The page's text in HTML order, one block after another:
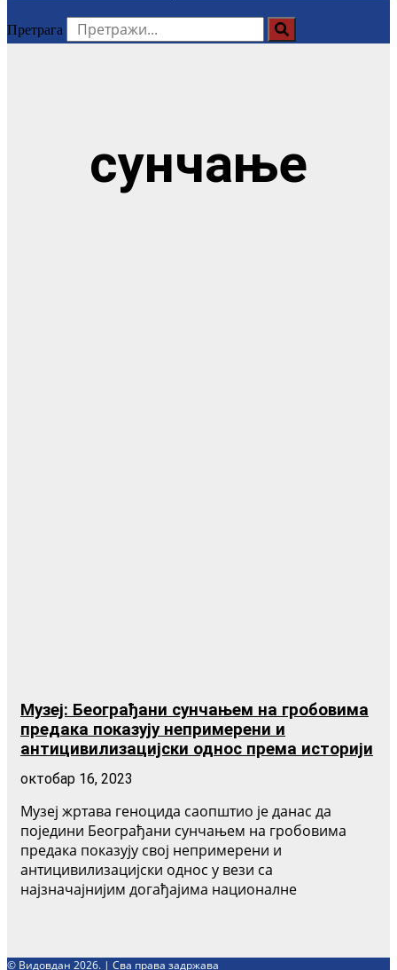
Претрага
сунчање
Музеј: Београђани сунчањем на гробовима
предака показују непримерени и
антицивилизацијски однос према историји
октобар 16, 2023
Музеј жртава геноцида саопштио је данас да
поједини Београђани сунчањем на гробовима
предака показују свој непримерени и
антицивилизацијски однос у вези са
најзначајнијим догађајима националне
© Видовдан 2026. | Сва права задржава